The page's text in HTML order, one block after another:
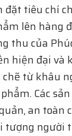
đặt tiêu chí
lên hàng
thu của
hiện đại và
từ khâu
Các
an toàn
tượng người